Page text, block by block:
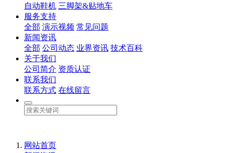
自动鞋机 三脚架&贴地车
服务支持
全部 演示视频 常见问题
新闻资讯
全部 公司动态 业界资讯 技术百科
关于我们
公司简介 资质认证
联系我们
联系方式 在线留言
网站首页